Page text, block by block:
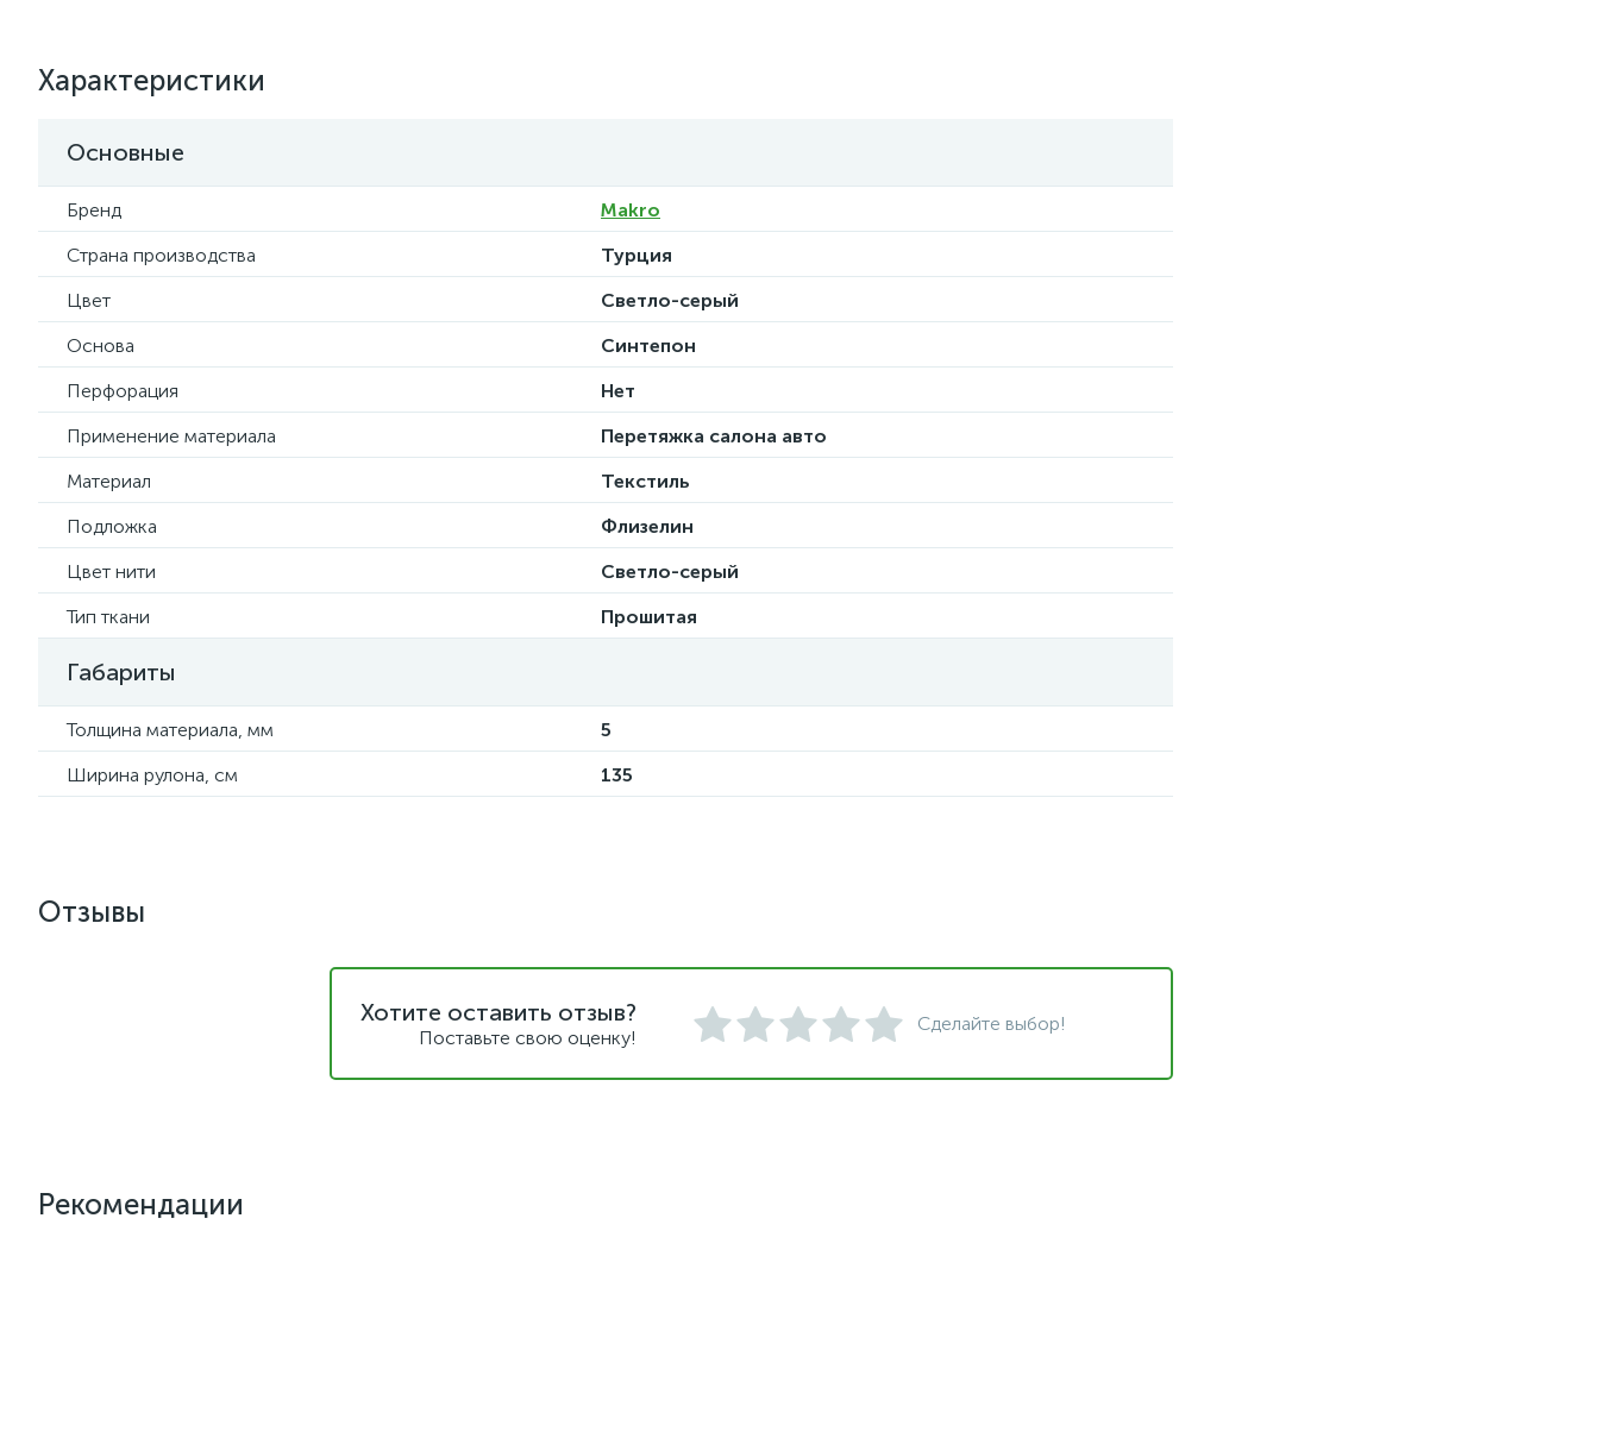
Характеристики
Основные
Бренд
Makro
Страна производства
Турция
Цвет
Светло-серый
Основа
Синтепон
Перфорация
Нет
Применение материала
Перетяжка салона авто
Материал
Текстиль
Подложка
Флизелин
Цвет нити
Светло-серый
Тип ткани
Прошитая
Габариты
Толщина материала, мм
5
Ширина рулона, см
135
Отзывы
Хотите оставить отзыв?
Поставьте свою оценку!
Сделайте выбор!
Рекомендации